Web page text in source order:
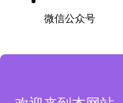
微信公众号
版权所有：深圳市